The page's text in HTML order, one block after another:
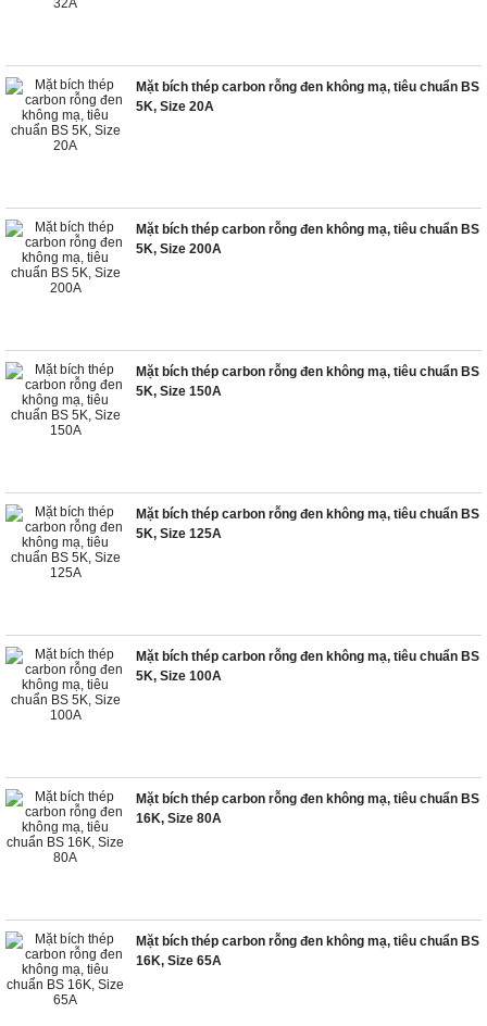
Mặt bích thép carbon rỗng đen không mạ, tiêu chuẩn BS
5K, Size 20A
Mặt bích thép carbon rỗng đen không mạ, tiêu chuẩn BS
5K, Size 200A
Mặt bích thép carbon rỗng đen không mạ, tiêu chuẩn BS
5K, Size 150A
Mặt bích thép carbon rỗng đen không mạ, tiêu chuẩn BS
5K, Size 125A
Mặt bích thép carbon rỗng đen không mạ, tiêu chuẩn BS
5K, Size 100A
Mặt bích thép carbon rỗng đen không mạ, tiêu chuẩn BS
16K, Size 80A
Mặt bích thép carbon rỗng đen không mạ, tiêu chuẩn BS
16K, Size 65A